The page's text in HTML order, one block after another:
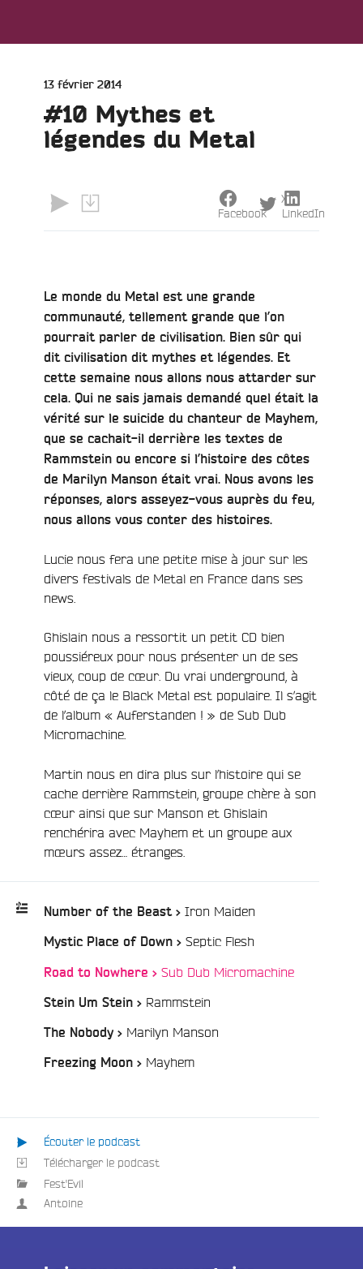
Publié
13 février 2014
#10 Mythes et
légendes du Metal
Le monde du Metal est une grande
communauté, tellement grande que l’on
pourrait parler de civilisation. Bien sûr qui
dit civilisation dit mythes et légendes. Et
cette semaine nous allons nous attarder sur
cela. Qui ne sais jamais demandé quel était la
vérité sur le suicide du chanteur de Mayhem,
que se cachait-il derrière les textes de
Rammstein ou encore si l’histoire des côtes
de Marilyn Manson était vrai. Nous avons les
réponses, alors asseyez-vous auprès du feu,
nous allons vous conter des histoires.
Lucie nous fera une petite mise à jour sur les
divers festivals de Metal en France dans ses
news.
Ghislain nous a ressortit un petit CD bien
poussiéreux pour nous présenter un de ses
vieux, coup de cœur. Du vrai underground, à
côté de ça le Black Metal est populaire. Il s’agit
de l’album « Auferstanden ! » de Sub Dub
Micromachine.
Martin nous en dira plus sur l’histoire qui se
cache derrière Rammstein, groupe chère à son
cœur ainsi que sur Manson et Ghislain
renchérira avec Mayhem et un groupe aux
mœurs assez… étranges.
Playlist
:
Number of the Beast > Iron Maiden
Mystic Place of Down > Septic Flesh
Road to Nowhere > Sub Dub Micromachine/
Stein Um Stein > Rammstein
The Nobody > Marilyn Manson
Freezing Moon > Mayhem/
Facebook
X
LinkedIn
Écouter le podcast
Télécharger le podcast
Fest'Evil
Antoine